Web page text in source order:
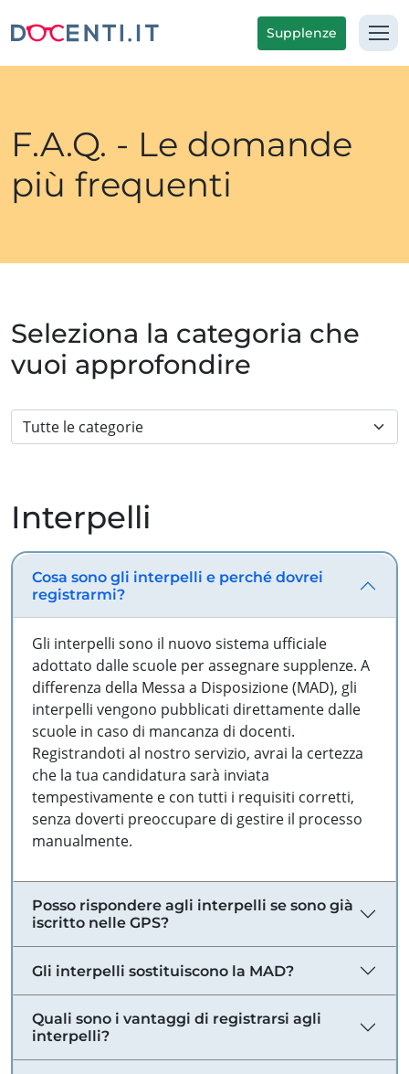
Supplenze
F.A.Q. - Le domande
più frequenti
Seleziona la categoria che
vuoi approfondire
Interpelli
Cosa sono gli interpelli e perché dovrei
registrarmi?
Gli interpelli sono il nuovo sistema ufficiale
adottato dalle scuole per assegnare supplenze. A
differenza della Messa a Disposizione (MAD), gli
interpelli vengono pubblicati direttamente dalle
scuole in caso di mancanza di docenti.
Registrandoti al nostro servizio, avrai la certezza
che la tua candidatura sarà inviata
tempestivamente e con tutti i requisiti corretti,
senza doverti preoccupare di gestire il processo
manualmente.
Posso rispondere agli interpelli se sono già
iscritto nelle GPS?
Gli interpelli sostituiscono la MAD?
Quali sono i vantaggi di registrarsi agli
interpelli?